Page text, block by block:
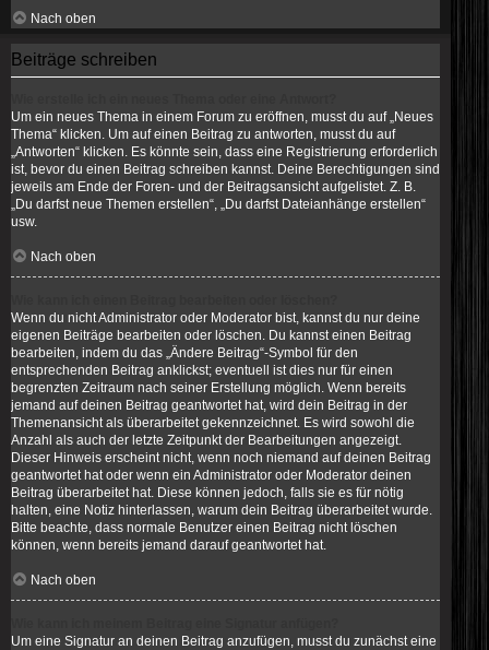
Nach oben
Beiträge schreiben
Um ein neues Thema in einem Forum zu eröffnen, musst du auf „Neues
Thema“ klicken. Um auf einen Beitrag zu antworten, musst du auf
„Antworten“ klicken. Es könnte sein, dass eine Registrierung erforderlich
ist, bevor du einen Beitrag schreiben kannst. Deine Berechtigungen sind
jeweils am Ende der Foren- und der Beitragsansicht aufgelistet. Z. B.
„Du darfst neue Themen erstellen“, „Du darfst Dateianhänge erstellen“
usw.
Nach oben
Wenn du nicht Administrator oder Moderator bist, kannst du nur deine
eigenen Beiträge bearbeiten oder löschen. Du kannst einen Beitrag
bearbeiten, indem du das „Ändere Beitrag“-Symbol für den
entsprechenden Beitrag anklickst; eventuell ist dies nur für einen
begrenzten Zeitraum nach seiner Erstellung möglich. Wenn bereits
jemand auf deinen Beitrag geantwortet hat, wird dein Beitrag in der
Themenansicht als überarbeitet gekennzeichnet. Es wird sowohl die
Anzahl als auch der letzte Zeitpunkt der Bearbeitungen angezeigt.
Dieser Hinweis erscheint nicht, wenn noch niemand auf deinen Beitrag
geantwortet hat oder wenn ein Administrator oder Moderator deinen
Beitrag überarbeitet hat. Diese können jedoch, falls sie es für nötig
halten, eine Notiz hinterlassen, warum dein Beitrag überarbeitet wurde.
Bitte beachte, dass normale Benutzer einen Beitrag nicht löschen
können, wenn bereits jemand darauf geantwortet hat.
Nach oben
Um eine Signatur an deinen Beitrag anzufügen, musst du zunächst eine